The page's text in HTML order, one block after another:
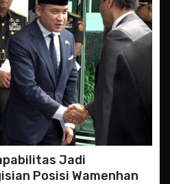
Jadi
Posisi Wamenhan